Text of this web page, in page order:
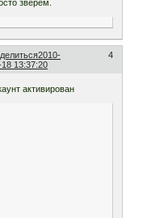
зверем.
4
2010-
18 13:37:20
активирован